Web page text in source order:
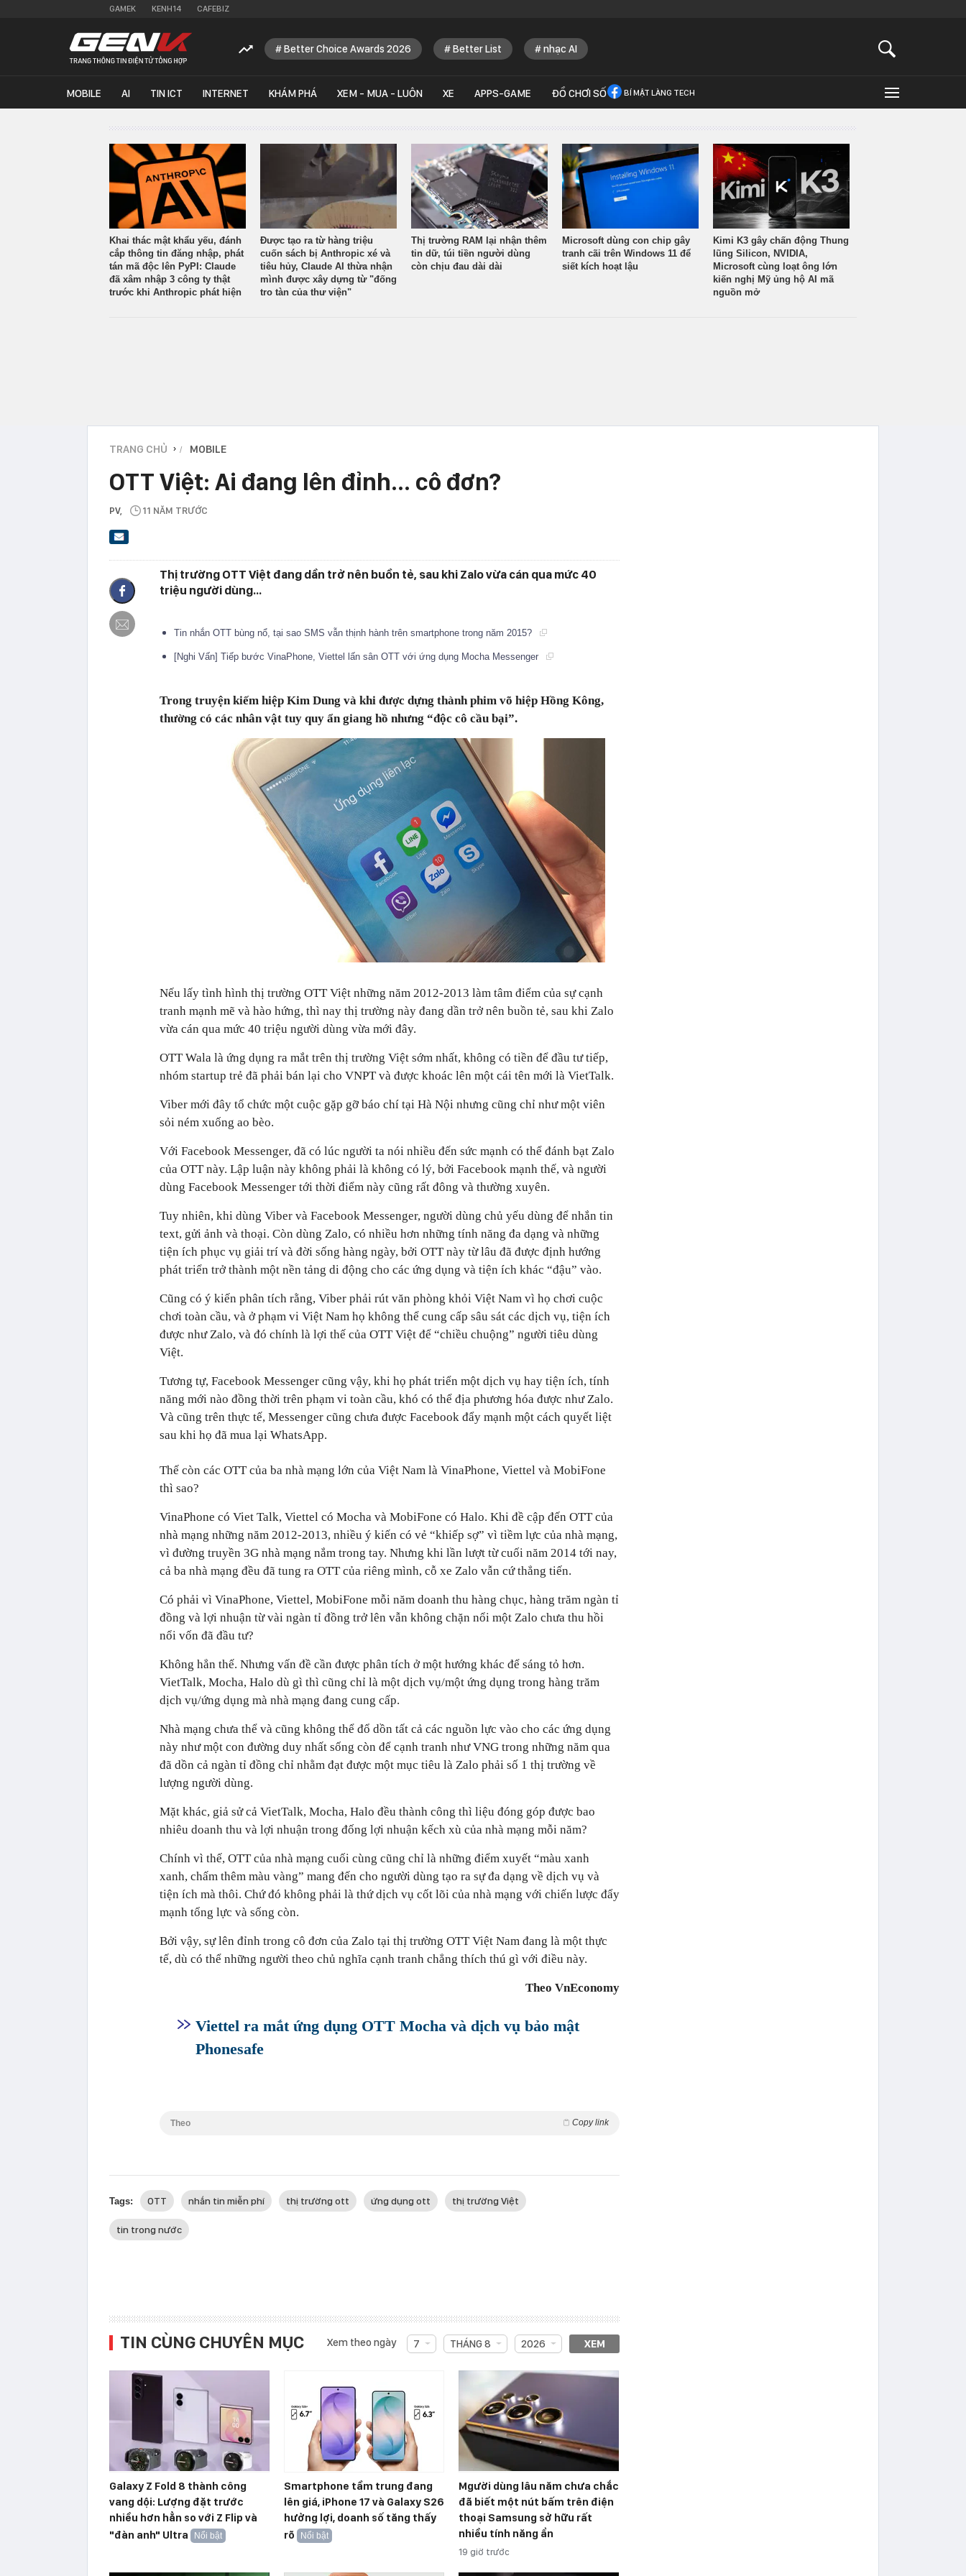
GAMEK KENH14 CAFEBIZ
Better Choice Awards 2026 Better List nhạc AI
MOBILE AI TIN ICT INTERNET KHÁM PHÁ XEM - MUA - LUÔN XE APPS-GAME ĐỒ CHƠI SỐ BÍ MẬT LÀNG TECH
Khai thác mật khẩu yếu, đánh
cắp thông tin đăng nhập, phát
tán mã độc lên PyPI: Claude
đã xâm nhập 3 công ty thật
trước khi Anthropic phát hiện
Được tạo ra từ hàng triệu
cuốn sách bị Anthropic xé và
tiêu hủy, Claude AI thừa nhận
mình được xây dựng từ "đống
tro tàn của thư viện"
Thị trường RAM lại nhận thêm
tin dữ, túi tiền người dùng
còn chịu đau dài dài
Microsoft dùng con chip gây
tranh cãi trên Windows 11 để
siết kích hoạt lậu
Kimi K3 gây chấn động Thung
lũng Silicon, NVIDIA,
Microsoft cùng loạt ông lớn
kiến nghị Mỹ ủng hộ AI mã
nguồn mở
TRANG CHỦ › MOBILE
OTT Việt: Ai đang lên đỉnh… cô đơn?
PV, 11 NĂM TRƯỚC
Thị trường OTT Việt đang dần trở nên buồn tẻ, sau khi Zalo vừa cán qua mức 40
triệu người dùng...
Tin nhắn OTT bùng nổ, tại sao SMS vẫn thịnh hành trên smartphone trong năm 2015?
[Nghi Vấn] Tiếp bước VinaPhone, Viettel lấn sân OTT với ứng dụng Mocha Messenger
Trong truyện kiếm hiệp Kim Dung và khi được dựng thành phim võ hiệp Hồng Kông,
thường có các nhân vật tuy quy ẩn giang hồ nhưng “độc cô cầu bại”.
Nếu lấy tình hình thị trường OTT Việt những năm 2012-2013 làm tâm điểm của sự cạnh
tranh mạnh mẽ và hào hứng, thì nay thị trường này đang dần trở nên buồn tẻ, sau khi Zalo
vừa cán qua mức 40 triệu người dùng vừa mới đây.
OTT Wala là ứng dụng ra mắt trên thị trường Việt sớm nhất, không có tiền để đầu tư tiếp,
nhóm startup trẻ đã phải bán lại cho VNPT và được khoác lên một cái tên mới là VietTalk.
Viber mới đây tổ chức một cuộc gặp gỡ báo chí tại Hà Nội nhưng cũng chỉ như một viên
sỏi ném xuống ao bèo.
Với Facebook Messenger, đã có lúc người ta nói nhiều đến sức mạnh có thể đánh bạt Zalo
của OTT này. Lập luận này không phải là không có lý, bởi Facebook mạnh thế, và người
dùng Facebook Messenger tới thời điểm này cũng rất đông và thường xuyên.
Tuy nhiên, khi dùng Viber và Facebook Messenger, người dùng chủ yếu dùng để nhắn tin
text, gửi ảnh và thoại. Còn dùng Zalo, có nhiều hơn những tính năng đa dạng và những
tiện ích phục vụ giải trí và đời sống hàng ngày, bởi OTT này từ lâu đã được định hướng
phát triển trở thành một nền tảng di động cho các ứng dụng và tiện ích khác “đậu” vào.
Cũng có ý kiến phân tích rằng, Viber phải rút văn phòng khỏi Việt Nam vì họ chơi cuộc
chơi toàn cầu, và ở phạm vi Việt Nam họ không thể cung cấp sâu sát các dịch vụ, tiện ích
được như Zalo, và đó chính là lợi thế của OTT Việt để “chiều chuộng” người tiêu dùng
Việt.
Tương tự, Facebook Messenger cũng vậy, khi họ phát triển một dịch vụ hay tiện ích, tính
năng mới nào đồng thời trên phạm vi toàn cầu, khó có thể địa phương hóa được như Zalo.
Và cũng trên thực tế, Messenger cũng chưa được Facebook đẩy mạnh một cách quyết liệt
sau khi họ đã mua lại WhatsApp.
Thế còn các OTT của ba nhà mạng lớn của Việt Nam là VinaPhone, Viettel và MobiFone
thì sao?
VinaPhone có Viet Talk, Viettel có Mocha và MobiFone có Halo. Khi đề cập đến OTT của
nhà mạng những năm 2012-2013, nhiều ý kiến có vẻ “khiếp sợ” vì tiềm lực của nhà mạng,
vì đường truyền 3G nhà mạng nắm trong tay. Nhưng khi lần lượt từ cuối năm 2014 tới nay,
cả ba nhà mạng đều đã tung ra OTT của riêng mình, cỗ xe Zalo vẫn cứ thẳng tiến.
Có phải vì VinaPhone, Viettel, MobiFone mỗi năm doanh thu hàng chục, hàng trăm ngàn tỉ
đồng và lợi nhuận từ vài ngàn tỉ đồng trở lên vẫn không chặn nổi một Zalo chưa thu hồi
nổi vốn đã đầu tư?
Không hẳn thế. Nhưng vấn đề cần được phân tích ở một hướng khác để sáng tỏ hơn.
VietTalk, Mocha, Halo dù gì thì cũng chỉ là một dịch vụ/một ứng dụng trong hàng trăm
dịch vụ/ứng dụng mà nhà mạng đang cung cấp.
Nhà mạng chưa thể và cũng không thể đổ dồn tất cả các nguồn lực vào cho các ứng dụng
này như một con đường duy nhất sống còn để cạnh tranh như VNG trong những năm qua
đã dồn cả ngàn tỉ đồng chỉ nhằm đạt được một mục tiêu là Zalo phải số 1 thị trường về
lượng người dùng.
Mặt khác, giả sử cả VietTalk, Mocha, Halo đều thành công thì liệu đóng góp được bao
nhiêu doanh thu và lợi nhuận trong đống lợi nhuận kếch xù của nhà mạng mỗi năm?
Chính vì thế, OTT của nhà mạng cuối cùng cũng chỉ là những điểm xuyết “màu xanh
xanh, chấm thêm màu vàng” mang đến cho người dùng tạo ra sự đa dạng về dịch vụ và
tiện ích mà thôi. Chứ đó không phải là thứ dịch vụ cốt lõi của nhà mạng với chiến lược đẩy
mạnh tổng lực và sống còn.
Bởi vậy, sự lên đỉnh trong cô đơn của Zalo tại thị trường OTT Việt Nam đang là một thực
tế, dù có thể những người theo chủ nghĩa cạnh tranh chẳng thích thú gì với điều này.
Theo VnEconomy
Viettel ra mắt ứng dụng OTT Mocha và dịch vụ bảo mật
Phonesafe
Theo Copy link
Tags: OTT nhắn tin miễn phí thị trường ott ứng dụng ott thị trường Việt
tin trong nước
TIN CÙNG CHUYÊN MỤC Xem theo ngày 7 THÁNG 8 2026 XEM
Galaxy Z Fold 8 thành công
vang dội: Lượng đặt trước
nhiều hơn hẳn so với Z Flip và
"đàn anh" Ultra
Nổi bật
Smartphone tầm trung đang
lên giá, iPhone 17 và Galaxy S26
hưởng lợi, doanh số tăng thấy
rõ
Nổi bật
Mgười dùng lâu năm chưa chắc
đã biết một nút bấm trên điện
thoại Samsung sở hữu rất
nhiều tính năng ẩn
19 giờ trước